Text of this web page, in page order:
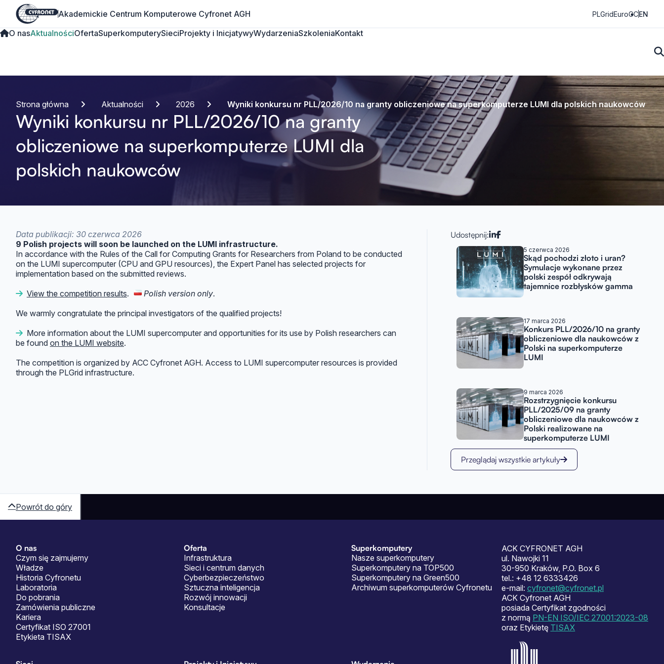
Akademickie Centrum Komputerowe Cyfronet AGH PLGridEuroCCEN
O nasAktualnościOfertaSuperkomputerySieciProjekty i InicjatywyWydarzeniaSzkoleniaKontakt
Strona główna Aktualności 2026 Wyniki konkursu nr PLL/2026/10 na granty obliczeniowe na superkomputerze LUMI dla polskich naukowców
Wyniki konkursu nr PLL/2026/10 na granty
obliczeniowe na superkomputerze LUMI dla
polskich naukowców
Data publikacji: 30 czerwca 2026
9 Polish projects will soon be launched on the LUMI infrastructure.
In accordance with the Rules of the Call for Computing Grants for Researchers from Poland to be conducted
on the LUMI supercomputer (CPU and GPU resources), the Expert Panel has selected projects for
implementation based on the submitted reviews.
View the competition results. Polish version only.
We warmly congratulate the principal investigators of the qualified projects!
More information about the LUMI supercomputer and opportunities for its use by Polish researchers can
be found on the LUMI website.
The competition is organized by ACC Cyfronet AGH. Access to LUMI supercomputer resources is provided
through the PLGrid infrastructure.
Udostępnij:
Artykuły w podobnej
5 czerwca 2026
Skąd pochodzi złoto i uran?
Symulacje wykonane przez
polski zespół odkrywają
tajemnice rozbłysków gamma
17 marca 2026
Konkurs PLL/2026/10 na granty
obliczeniowe dla naukowców z
Polski na superkomputerze
LUMI
9 marca 2026
Rozstrzygnięcie konkursu
PLL/2025/09 na granty
obliczeniowe dla naukowców z
Polski realizowane na
superkomputerze LUMI
Przeglądaj wszystkie artykuły
Powrót do góry
Sitemap
O nas
Czym się zajmujemy
Władze
Historia Cyfronetu
Laboratoria
Do pobrania
Zamówienia publiczne
Kariera
Certyfikat ISO 27001
Etykieta TISAX
Oferta
Infrastruktura
Sieci i centrum danych
Cyberbezpieczeństwo
Sztuczna inteligencja
Rozwój innowacji
Konsultacje
Superkomputery
Nasze superkomputery
Superkomputery na TOP500
Superkomputery na Green500
Archiwum superkomputerów Cyfronetu
ACK CYFRONET AGH
ul. Nawojki 11
30-950 Kraków, P.O. Box 6
tel.: +48 12 6333426
e-mail: cyfronet@cyfronet.pl
ACK Cyfronet AGH
posiada Certyfikat zgodności
z normą PN-EN ISO/IEC 27001:2023-08
oraz Etykietę TISAX